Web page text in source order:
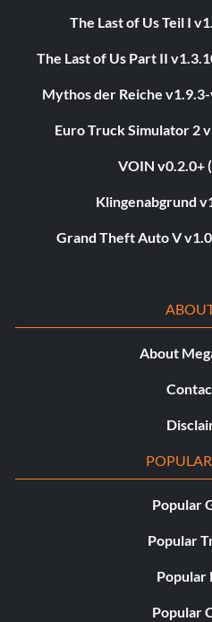
The Last of Us Teil I
The Last of Us Part II
Mythos der Reiche
Euro Truck Simulator 2
VOIN v0.2.0+
Klingenabgrund
Grand Theft Auto V
About
Popular
Popular
Popular
Popular